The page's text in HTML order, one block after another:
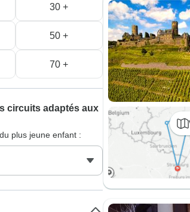
30 +
50 +
70 +
circuits adaptés aux
plus jeune enfant :